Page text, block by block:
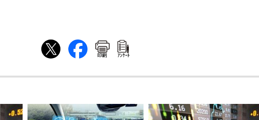
印刷 ｱﾝｹｰﾄ